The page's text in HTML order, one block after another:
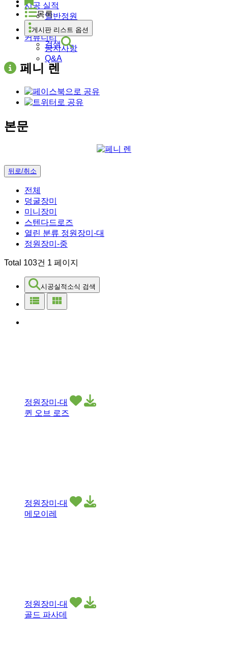
시공 실적
일반정원
정부조달
커뮤니티
공지사항
Q&A
목록
게시판 리스트 옵션
검색
페니 렌
본문
뒤로/취소
전체
덩굴장미
미니장미
스텐다드로즈
열린 분류 정원장미-대
정원장미-중
Total 103건 1 페이지
시공실적소식 검색
view_list view_module
정원장미-대
퀸 오브 로즈
정원장미-대
메모이레
정원장미-대
골드 파사데